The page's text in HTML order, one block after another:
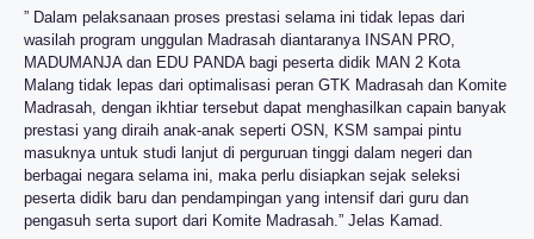
” Dalam pelaksanaan proses prestasi selama ini tidak lepas dari
wasilah program unggulan Madrasah diantaranya INSAN PRO,
MADUMANJA dan EDU PANDA bagi peserta didik MAN 2 Kota
Malang tidak lepas dari optimalisasi peran GTK Madrasah dan Komite
Madrasah, dengan ikhtiar tersebut dapat menghasilkan capain banyak
prestasi yang diraih anak-anak seperti OSN, KSM sampai pintu
masuknya untuk studi lanjut di perguruan tinggi dalam negeri dan
berbagai negara selama ini, maka perlu disiapkan sejak seleksi
peserta didik baru dan pendampingan yang intensif dari guru dan
pengasuh serta suport dari Komite Madrasah.” Jelas Kamad.